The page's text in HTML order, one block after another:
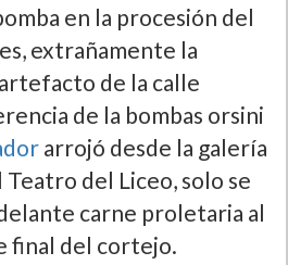
en la procesión del
extrañamente la
de la calle
de la bombas orsini
arrojó desde la galerí­a
del Liceo, solo se
carne proletaria al
final del cortejo.